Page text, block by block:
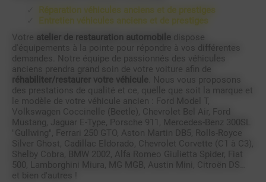
Réparation véhicules anciens et de prestiges
Entretien véhicules anciens et de prestiges
Votre atelier de restauration automobile dispose
d'équipements à la pointe pour répondre à vos différentes
demandes. Notre équipe de passionnés des véhicules
anciens prendra grand soin de votre voiture afin de
réhabiliter/restaurer votre véhicule . Nous vous proposons
des prestations de qualité et ce, quelle que soit la marque et
le modèle de votre véhicule ancien : Ford Model T,
Volkswagen Coccinelle (Beetle), Chevrolet Bel Air, Ford
Mustang, Jaguar E-Type, Porsche 911, Mercedes-Benz 300SL
"Gullwing", Ferrari 250 GTO, Aston Martin DB5, Rolls-Royce
Silver Ghost, Cadillac Eldorado, Chevrolet Corvette (C1 à C3),
Shelby Cobra, BMW 2002, Alfa Romeo Giulietta Spider, Fiat
500, Lamborghini Miura, MG MGB, Austin Mini, Citroën DS…
et bien d'autres !